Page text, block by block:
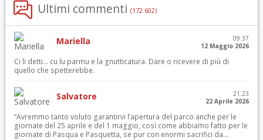
Ultimi commenti (172.602)
Mariella
09:37
12 Maggio 2026
Ci li detti… cu lu parmu e la gnutticatura. Dare o ricevere di più di
quello che spetterebbe.
Salvatore
21:23
22 Aprile 2026
“Avremmo tanto voluto garantirvi l’apertura del parco anche per le
giornate del 25 aprile e del 1 maggio, così come abbiamo fatto per le
giornate di Pasqua e Pasquetta, se pur con enormi sacrifici da...